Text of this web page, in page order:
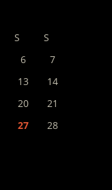
S
S
6
7
13
14
20
21
27
28